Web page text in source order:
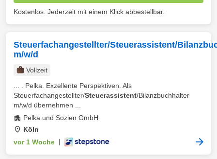
Kostenlos. Jederzeit mit einem Klick abbestellbar.
Steuerfachangestellter/Steuerassistent/
m/w/d
Vollzeit
... . Pelka. Exzellente Perspektiven. Als
Steuerfachangestellter/Steuerassistent/Bilanzbuchhalter
m/w/d übernehmen ...
Pelka und Sozien GmbH
Köln
vor 1 Woche